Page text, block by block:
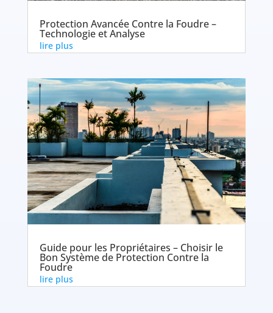
Protection Avancée Contre la Foudre –
Technologie et Analyse
lire plus
Guide pour les Propriétaires – Choisir le
Bon Système de Protection Contre la
Foudre
lire plus